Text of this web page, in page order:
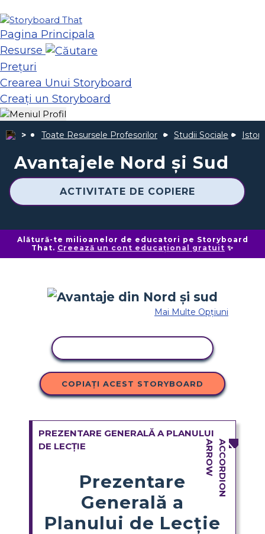
Pagina Principala
Resurse
Prețuri
Crearea Unui Storyboard
Creați un Storyboard
Toate Resursele Profesorilor Studii Sociale
Avantajele Nord și Sud
ACTIVITATE DE COPIERE
Alătură-te milioanelor de educatori pe Storyboard
That. Creează un cont educațional gratuit ✨
Mai Multe Opțiuni
COPIAȚI ACEST STORYBOARD
PREZENTARE GENERALĂ A PLANULUI
DE LECȚIE
Prezentare
Generală a
Planului de Lecție